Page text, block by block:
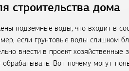
строительства дома
подземные воды, что входит в
если грунтовые воды слишком
внести в проект хозяйственные
Вот почему могут